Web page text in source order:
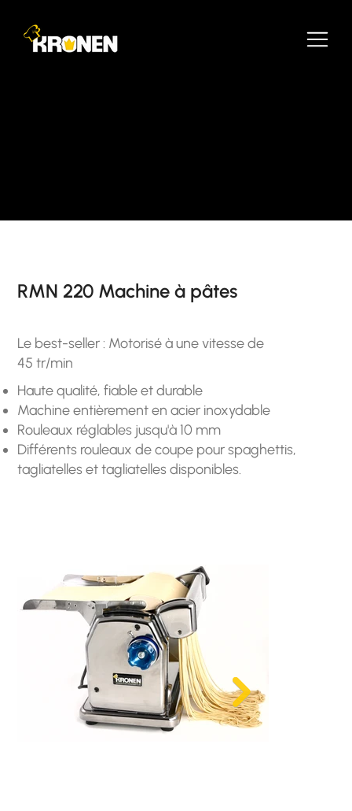
RMN 220 Machine à pâtes
Le best-seller : Motorisé à une vitesse de
45 tr/min
Haute qualité, fiable et durable
Machine entièrement en acier inoxydable
Rouleaux réglables jusqu'à 10 mm
Différents rouleaux de coupe pour spaghettis,
tagliatelles et tagliatelles disponibles.